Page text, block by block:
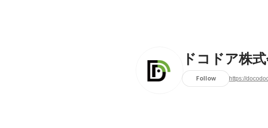
ドコドア株
Follow https://